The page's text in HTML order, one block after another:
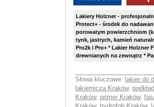
Lakiery Holzner -
Protect+ - środek do
porowatym powierzchniom
tynk, jastrych, kamień
Pro2k i Pro+ * Lakier Holzner
drewnianych na zewnątrz *
Słowa kluczowe: lakier do
lakiernicza Kraków,
Kraków, primer Kraków,